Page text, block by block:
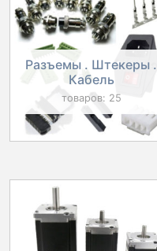
Разъемы . Штекеры .
Кабель
товаров: 25